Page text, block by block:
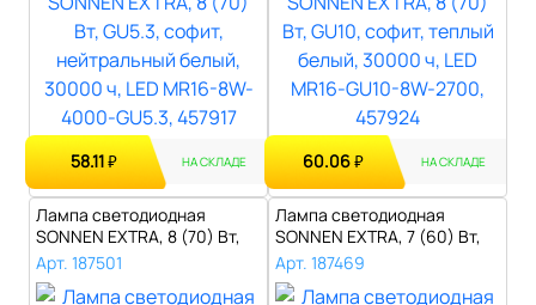
58.11₽ НА СКЛАДЕ 60.06₽ НА СКЛАДЕ
Лампа светодиодная
SONNEN EXTRA, 8 (70) Вт,
GU10, софит..
Арт. 187501
Лампа светодиодная
SONNEN EXTRA, 7 (60) Вт,
Е27, груша,..
Арт. 187469